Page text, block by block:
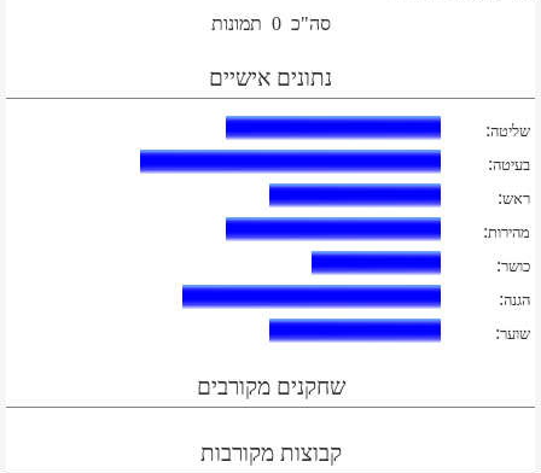
סה"כ 0 תמונות
נתונים אישיים
שליטה:
בעיטה:
ראש:
מהירות:
כושר:
הגנה:
שוער:
שחקנים מקורבים
קבוצות מקורבות